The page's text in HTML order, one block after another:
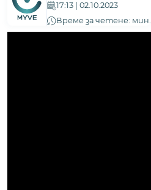
17:13 | 02.10.2023
Време за четене: мин.